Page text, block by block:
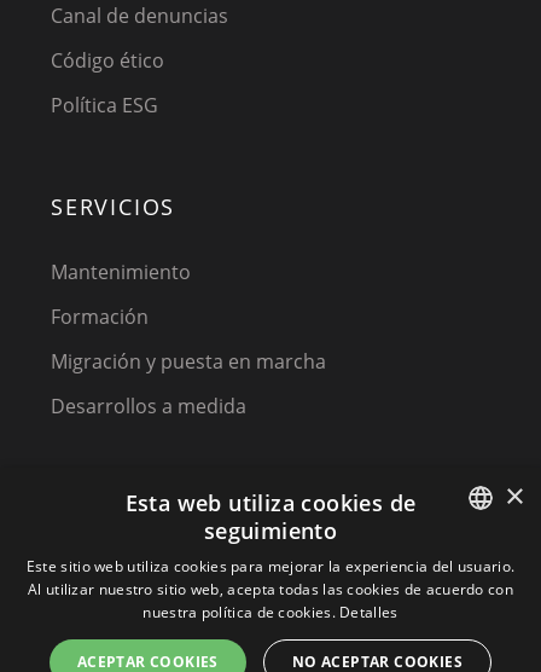
Canal de denuncias
Código ético
Política ESG
SERVICIOS
Mantenimiento
Formación
Migración y puesta en marcha
Desarrollos a medida
(C) 2023, MPM SOFTWARE, a KIREY GROUP COMPANY
Terminos y condiciones
SPANISH
PORTUGUESE
×
Esta web utiliza cookies de
seguimiento
Este sitio web utiliza cookies para mejorar la experiencia del usuario.
Al utilizar nuestro sitio web, acepta todas las cookies de acuerdo con
nuestra política de cookies. Detalles
ACEPTAR COOKIES NO ACEPTAR COOKIES